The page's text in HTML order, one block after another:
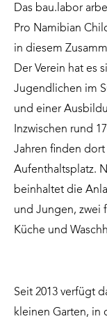
Das bau.labor
Pro Namibian
in diesem
Der Verein hat es
Jugendlichen im
und einer
Inzwischen rund
Jahren finden
Aufenthaltsplatz.
beinhaltet die
und Jungen, zwei
Küche und
Seit 2013 verfügt
kleinen Garten, in